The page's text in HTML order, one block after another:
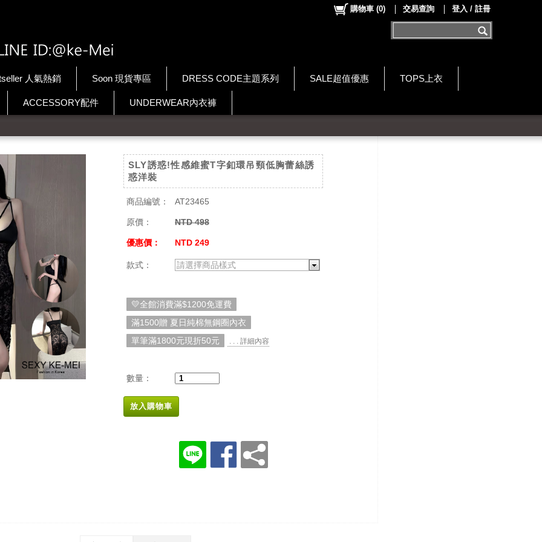
人氣熱銷 Soon 現貨專區 DRESS CODE主題系列 SALE超值優惠 TOPS上衣
ACCESSORY配件 UNDERWEAR內衣褲
購物車 (0) 交易查詢 登入 / 註冊
SLY誘惑!性感維蜜T字釦環吊頸低胸蕾絲誘
惑洋裝
商品編號： AT23465
原價： NTD 498
優惠價： NTD 249
款式： 請選擇商品樣式
💛全館消費滿$1200免運費
滿1500贈 夏日純棉無鋼圈內衣
單筆滿1800元現折50元
. . . 詳細內容
數量：
放入購物車